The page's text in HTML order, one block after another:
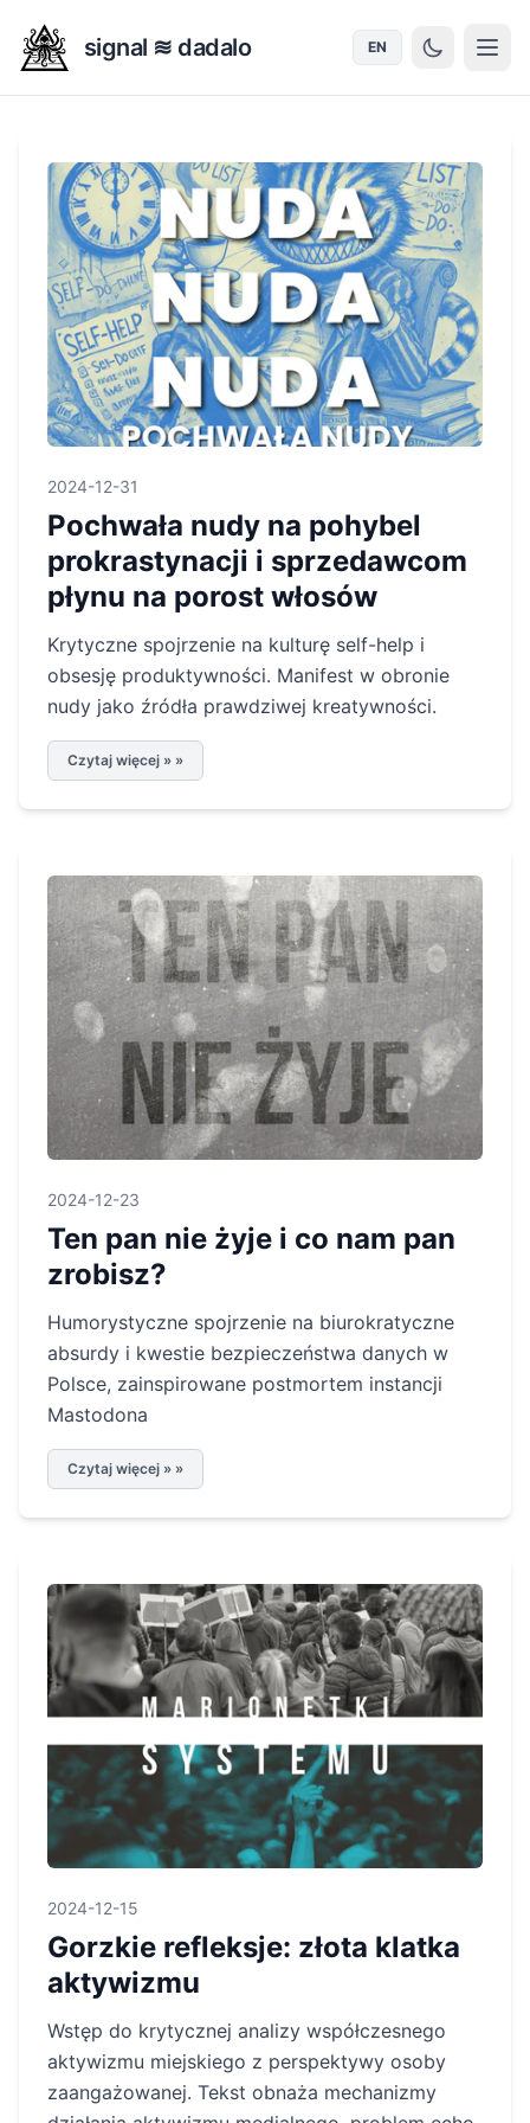
signal ≋ dadalo EN
2024-12-31
Pochwała nudy na pohybel
prokrastynacji i sprzedawcom
płynu na porost włosów
Krytyczne spojrzenie na kulturę self-help i
obsesję produktywności. Manifest w obronie
nudy jako źródła prawdziwej kreatywności.
Czytaj więcej » »
2024-12-23
Ten pan nie żyje i co nam pan
zrobisz?
Humorystyczne spojrzenie na biurokratyczne
absurdy i kwestie bezpieczeństwa danych w
Polsce, zainspirowane postmortem instancji
Mastodona
Czytaj więcej » »
2024-12-15
Gorzkie refleksje: złota klatka
aktywizmu
Wstęp do krytycznej analizy współczesnego
aktywizmu miejskiego z perspektywy osoby
zaangażowanej. Tekst obnaża mechanizmy